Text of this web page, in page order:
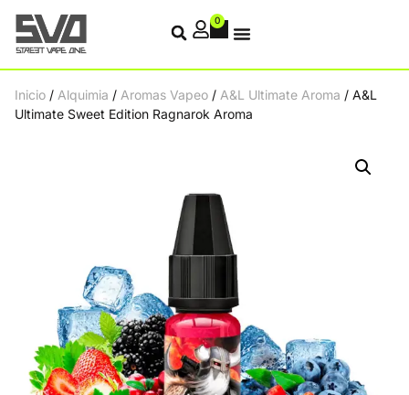
0
Inicio / Alquimia / Aromas Vapeo / A&L Ultimate Aroma / A&L
Ultimate Sweet Edition Ragnarok Aroma